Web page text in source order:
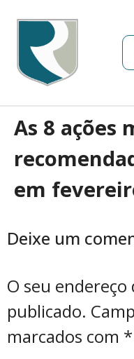
As 8 ações
em
Deixe um
O seu
publicado.
marcados com *